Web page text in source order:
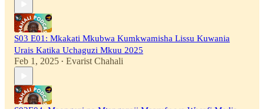
S03 E01: Mkakati Mkubwa Kumkwamisha Lissu Kuwania
Urais Katika Uchaguzi Mkuu 2025
Feb 1, 2025 • Evarist Chahali